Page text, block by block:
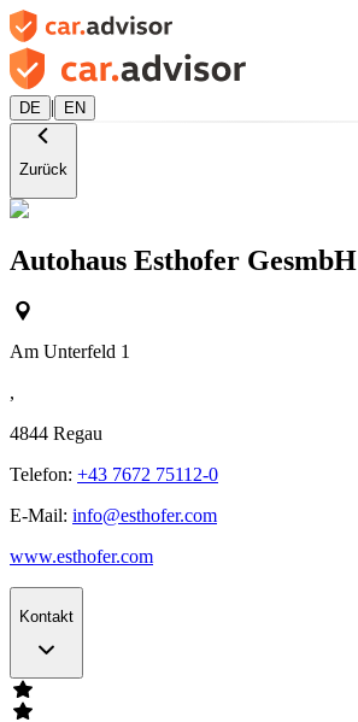
DE | EN
Zurück
Autohaus Esthofer GesmbH
Am Unterfeld 1
,
4844 Regau
Telefon: +43 7672 75112-0
E-Mail: info@esthofer.com
www.esthofer.com
Kontakt